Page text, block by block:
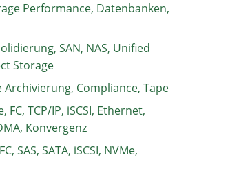
Performance, Datenbanken,
SAN, NAS, Unified
Storage
Archivierung, Compliance, Tape
FC, TCP/IP, iSCSI, Ethernet,
Konvergenz
SAS, SATA, iSCSI, NVMe,